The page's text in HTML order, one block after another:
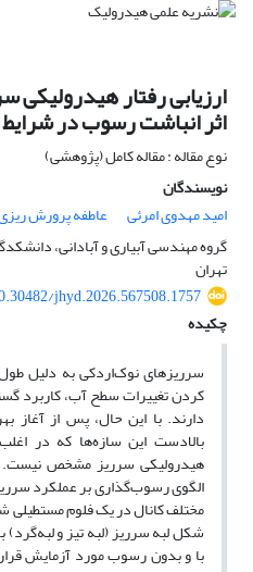
ارزیابی رفتار
اثر انباشت رسوب در شرایط
نوع مقاله : مقاله کامل (پژوهشی)
نویسندگان
امید مهدوی امرئی
عاطفه پرورش
گروه مهندسی آبیاری و آبادانی،
تهران
jhyd.2026.567508.1757
چکیده
سرریزهای نوک‌اردکی به دلیل
کردن تغییرات سطح آب، کاربرد
دارند. با این حال، پس از آغاز
بالادست این سازه‌ها که در
هیدرولیکی سرریز مشخص نیست.
الگوی رسوب‌گذاری بر عملکرد
مختلف کانال در یک فلوم مستطیلی
شکل لبه سرریز (لبه تیز و
با و بدون رسوب مورد آزمایش